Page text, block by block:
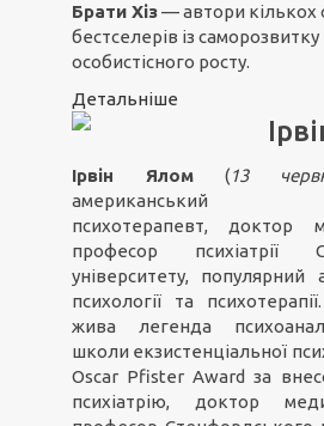
Брати Хіз— автори кількох
бестселерів із саморозвитку
особистісного росту.
Детальніше
Ірвін Ялом (13
американський
психотерапевт, доктор
професор психіатрії
університету, популярний
психології та
жива легенда
школи екзистенціальної
Oscar Pfister Award за
психіатрію, доктор